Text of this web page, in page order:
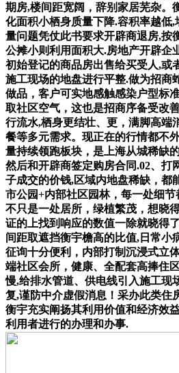
期房,楼间距宽阔，辞别家居芜杂。
化面积小栖身质量下降.容积率越低
量问题凭仗此书要求开辟商退房,按
公摊小则利用面积大.房地产开辟企
初始登记的商品房出售给买受人,或
施工现场的地盘进行平整.做为招商
做品，客户可实地感触感染户型标
取社区空气，这也是招商序备受改
行流水,栖身更结壮、更，满脚高端
餐等多元需求。现正在的行情都不
量持续领跑板块，是上海从城稀缺
然后和开辟商签定购房合同.02、打
子成交的价钱,区域内地盘稀缺，都
市公园+内部社区园林，每一处细
不只是一处居所，绿植繁茂，想晓
证的上找到响应的数值一除就晓得
间距取遮挡衡宇檐高的比值,日常小
征询十分便利，内部打制沉浸式立
端社区会所，健康、全配套高捧住
慢,给排水管道、供电线引入施工现
复,谨防中介虚假消息！采办此类住
衡宇充实阐扬其利用价值和经济效
利用者进行的办理和办事.